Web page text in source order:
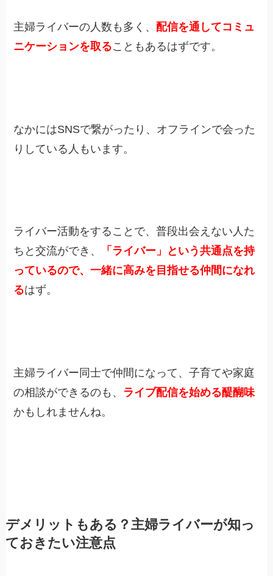
主婦ライバーの人数も多く、 配信を通してコミュ
ニケーションを取ることもあるはずです。
なかにはSNSで繋がったり、オフラインで会った
りしている人もいます。
ライバー活動をすることで、普段出会えない人た
ちと交流ができ、
「ライバー」という共通点を持
っているので、一緒に高みを目指せる仲間になれ
るはず。
主婦ライバー同士で仲間になって、子育てや家庭
の相談ができるのも、 ライブ配信を始める醍醐味
かもしれませんね。
デメリットもある？主婦ライバーが知っ
ておきたい注意点